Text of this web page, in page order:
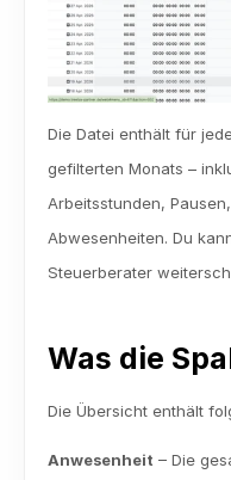
Die Datei enthält für
gefilterten Monats –
Arbeitsstunden,
Abwesenheiten. Du
Steuerberater
Was die
Die Übersicht enthält
Anwesenheit – Die